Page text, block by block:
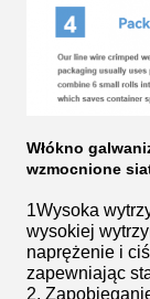
Włókno
wzmocnione
1Wysoka
wysokiej
naprężenie i
zapewniając
2.